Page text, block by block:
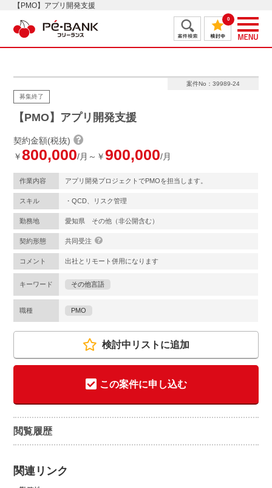
【PMO】アプリ開発支援
0
案件No：39989-24
募集終了
【PMO】アプリ開発支援
契約金額(税抜)
￥800,000/月～￥900,000/月
作業内容 アプリ開発プロジェクトでPMOを担当します。
スキル ・QCD、リスク管理
勤務地 愛知県 その他（非公開含む）
契約形態 共同受注
コメント 出社とリモート併用になります
キーワード その他言語
職種 PMO
検討中リストに追加
この案件に申し込む
閲覧履歴
関連リンク